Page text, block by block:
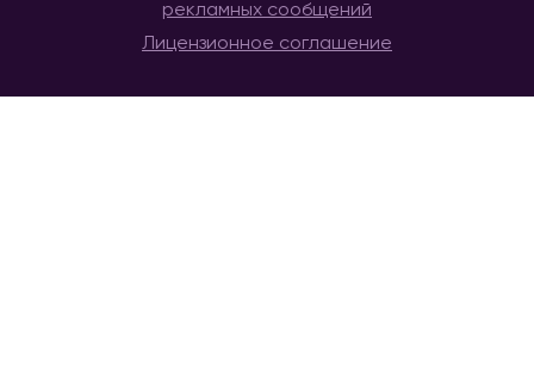
рекламных сообщений
Лицензионное соглашение